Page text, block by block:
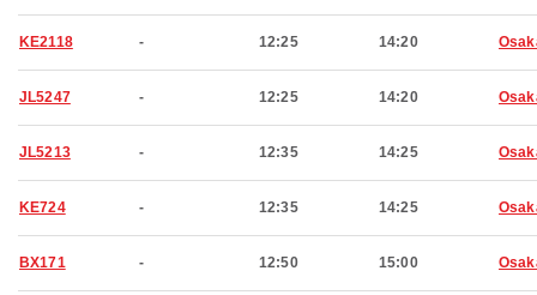
KE2118 - 12:25 14:20
JL5247 - 12:25 14:20
JL5213 - 12:35 14:25
KE724 - 12:35 14:25
BX171 - 12:50 15:00